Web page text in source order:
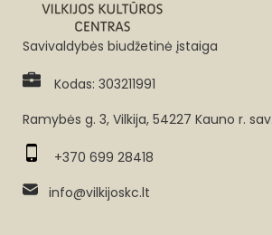
Savivaldybės biudžetinė įstaiga
Kodas: 303211991
Ramybės g. 3, Vilkija, 54227 Kauno r. sav.
+370 699 28418
info@vilkijoskc.lt